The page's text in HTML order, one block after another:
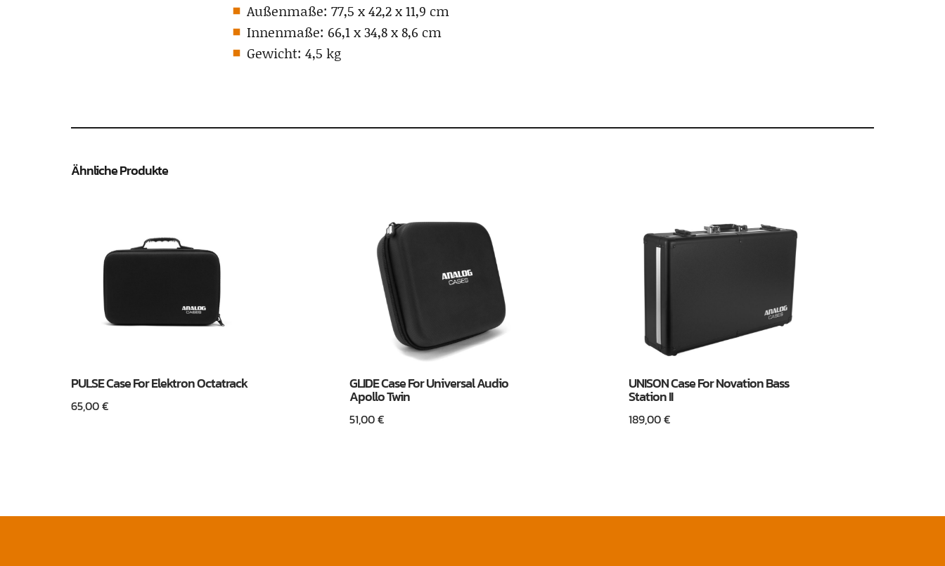
Außenmaße: 77,5 x 42,2 x 11,9 cm
Innenmaße: 66,1 x 34,8 x 8,6 cm
Gewicht: 4,5 kg
Ähnliche Produkte
PULSE Case For Elektron Octatrack
65,00€
GLIDE Case For Universal Audio
Apollo Twin
51,00€
UNISON Case For Novation Bass
Station II
189,00€